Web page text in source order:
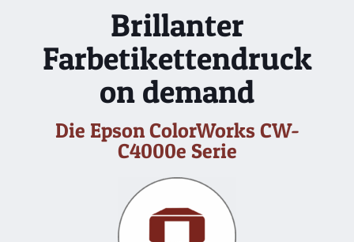
Brillanter
Farbetikettendruck
on demand
Die Epson ColorWorks CW-
C4000e Serie